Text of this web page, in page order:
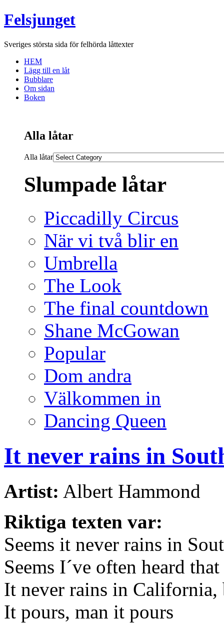
Felsjunget
Sveriges största sida för felhörda låttexter
HEM
Lägg till en låt
Bubblare
Om sidan
Boken
Alla låtar
Alla låtar
Slumpade låtar
Piccadilly Circus
När vi två blir en
Umbrella
The Look
The final countdown
Shane McGowan
Popular
Dom andra
Välkommen in
Dancing Queen
It never rains in
Artist: Albert Hammond
Riktiga texten var:
Seems it never rains in
Seems I´ve often heard
It never rains in
It pours, man it pours